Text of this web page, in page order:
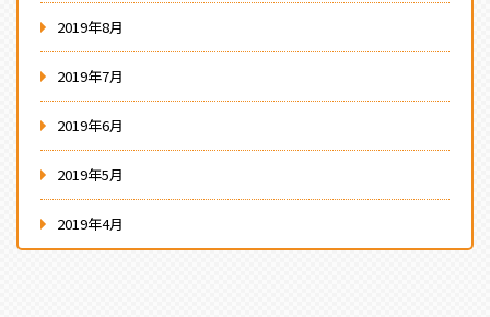
2019年8月
2019年7月
2019年6月
2019年5月
2019年4月